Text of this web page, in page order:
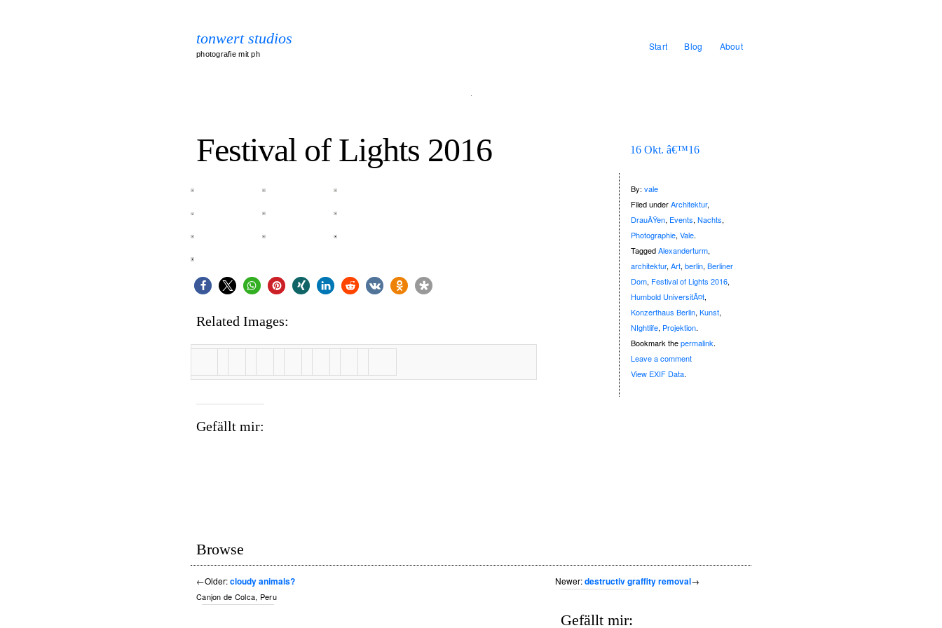
tonwert studios
photografie mit ph
Start Blog About
Festival of Lights 2016 16 Okt. â€™16
Related Images:
Gefällt mir:
By: vale
Filed underArchitektur,
DrauÃŸen, Events, Nachts,
Photographie, Vale.
TaggedAlexanderturm,
architektur, Art, berlin, Berliner
Dom, Festival of Lights 2016,
Humbold UniversitÃ¤t,
Konzerthaus Berlin, Kunst,
NIghtlife, Projektion.
Bookmark thepermalink.
Leave a comment
View EXIF Data.
Browse
←Older:cloudy animals?
Canjon de Colca, Peru
Newer:destructiv graffity removal→
Gefällt mir: